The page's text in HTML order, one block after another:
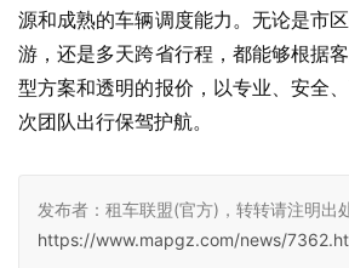
源和成熟的车辆调度能力。无论是市
游，还是多天跨省行程，都能够根据
型方案和透明的报价，以专业、安全
次团队出行保驾护航。
发布者：租车联盟(官方)，转转请注明出
https://www.mapgz.com/news/